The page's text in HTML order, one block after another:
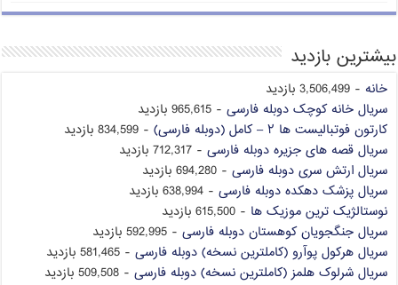
بیشترین بازدید
خانه - 3,506,499 بازدید
سریال خانه کوچک دوبله فارسی - 965,615 بازدید
کارتون فوتبالیست ها ۲ – کامل (دوبله فارسی)
- 834,599 بازدید
سریال قصه های جزیره دوبله فارسی - 712,317 بازدید
سریال ارتش سری دوبله فارسی - 694,280 بازدید
سریال پزشک دهکده دوبله فارسی - 638,994 بازدید
نوستالژیک ترین موزیک ها - 615,500 بازدید
سریال جنگجویان کوهستان دوبله فارسی - 592,995 بازدید
سریال هرکول پوآرو (کاملترین نسخه) دوبله فارسی - 581,465 بازدید
سریال شرلوک هلمز (کاملترین نسخه) دوبله فارسی - 509,508 بازدید